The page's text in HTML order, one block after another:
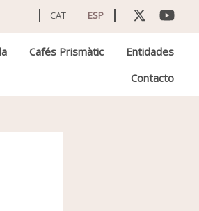
CAT ESP
Cafés Prismàtic
Entidades
Contacto